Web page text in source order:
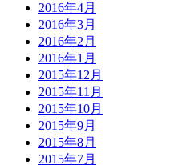
2016年4月
2016年3月
2016年2月
2016年1月
2015年12月
2015年11月
2015年10月
2015年9月
2015年8月
2015年7月